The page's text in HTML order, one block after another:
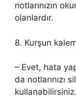
notlarınızın
olanlardır.
8. Kurşun
– Evet, hata
da notlarınızı
kullanabilirsiniz.